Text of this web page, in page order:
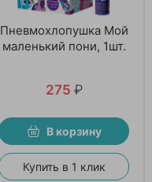
Пневмохлопушка Мой
маленький пони, 1шт.
275 ₽
В корзину
Купить в 1 клик